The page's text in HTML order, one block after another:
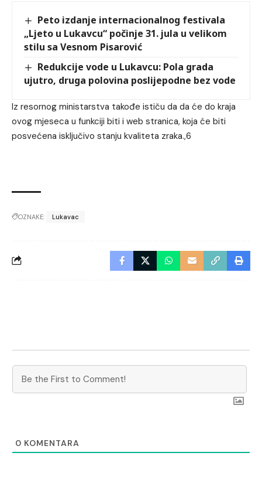
Peto izdanje internacionalnog festivala
„Ljeto u Lukavcu“ počinje 31. jula u velikom
stilu sa Vesnom Pisarović
Redukcije vode u Lukavcu: Pola grada
ujutro, druga polovina poslijepodne bez vode
Iz resornog ministarstva takođe ističu da da će do kraja
ovog mjeseca u funkciji biti i web stranica, koja će biti
posvećena isključivo stanju kvaliteta zraka.,6
OZNAKE: Lukavac
0 KOMENTARA